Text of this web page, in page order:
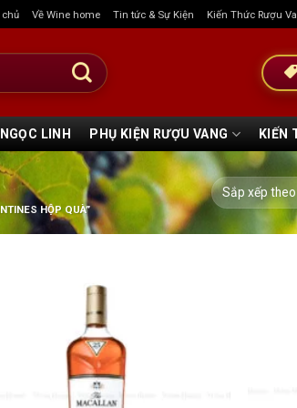
Về Wine home Tin tức & Sự Kiện Kiến Thức Rượu
LINH PHỤ KIỆN RƯỢU VANG KIẾN
HỘP QUÀ”